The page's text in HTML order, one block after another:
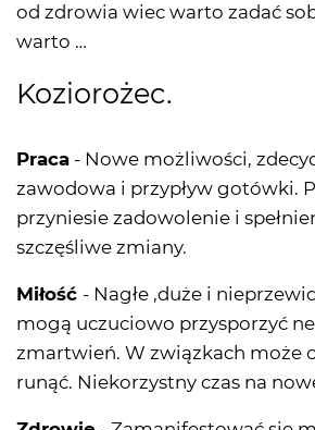
od zdrowia wiec warto zadać
warto …
Koziorożec.
Praca - Nowe możliwości,
zawodowa i przypływ gotówki.
przyniesie zadowolenie i
szczęśliwe zmiany.
Miłość - Nagłe ,duże i
mogą uczuciowo przysporzyć
zmartwień. W związkach może
runąć. Niekorzystny czas na